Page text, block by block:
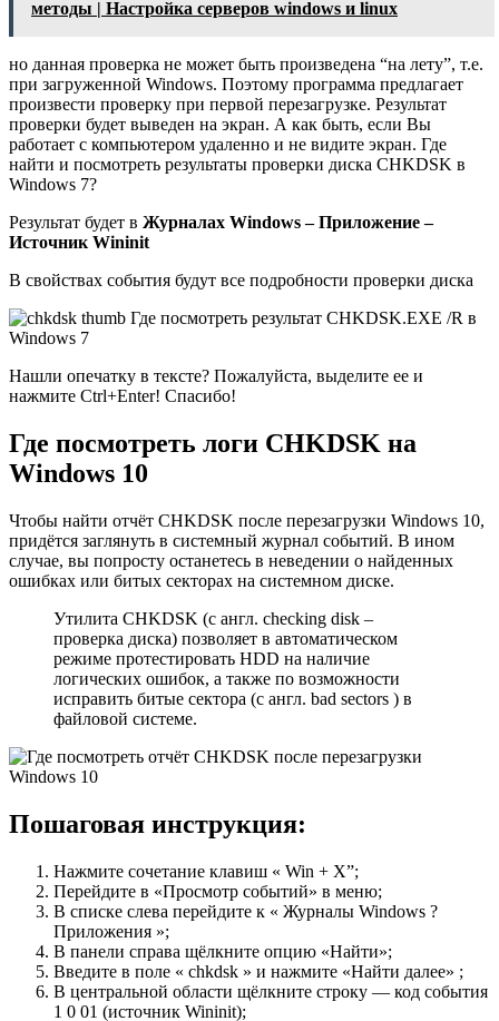
методы | Настройка серверов windows и linux
но данная проверка не может быть произведена “на лету”, т.е.
при загруженной Windows. Поэтому программа предлагает
произвести проверку при первой перезагрузке. Результат
проверки будет выведен на экран. А как быть, если Вы
работает с компьютером удаленно и не видите экран. Где
найти и посмотреть результаты проверки диска CHKDSK в
Windows 7?
Результат будет в Журналах Windows – Приложение –
Источник Wininit
В свойствах события будут все подробности проверки диска
Нашли опечатку в тексте? Пожалуйста, выделите ее и
нажмите Ctrl+Enter! Спасибо!
Где посмотреть логи CHKDSK на
Windows 10
Чтобы найти отчёт CHKDSK после перезагрузки Windows 10,
придётся заглянуть в системный журнал событий. В ином
случае, вы попросту останетесь в неведении о найденных
ошибках или битых секторах на системном диске.
Утилита CHKDSK (с англ. checking disk –
проверка диска) позволяет в автоматическом
режиме протестировать HDD на наличие
логических ошибок, а также по возможности
исправить битые сектора (с англ. bad sectors ) в
файловой системе.
Пошаговая инструкция:
Нажмите сочетание клавиш « Win + X”;
Перейдите в «Просмотр событий» в меню;
В списке слева перейдите к « Журналы Windows ?
Приложения »;
В панели справа щёлкните опцию «Найти»;
Введите в поле « chkdsk » и нажмите «Найти далее» ;
В центральной области щёлкните строку — код события
1 0 01 (источник Wininit);